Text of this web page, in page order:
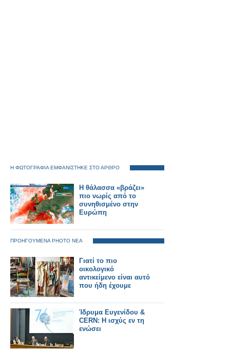
Η ΦΩΤΟΓΡΑΦΙΑ ΕΜΦΑΝΙΣΤΗΚΕ ΣΤΟ ΑΡΘΡΟ
Η θάλασσα «βράζει»
πιο νωρίς από το
συνηθισμένο στην
Ευρώπη
ΠΡΟΗΓΟΥΜΕΝΑ PHOTO ΝΕΑ
Γιατί το πιο
οικολογικό
αντικείμενο είναι αυτό
που ήδη έχουμε
Ίδρυμα Ευγενίδου &
CERN: Η ισχύς εν τη
ενώσει